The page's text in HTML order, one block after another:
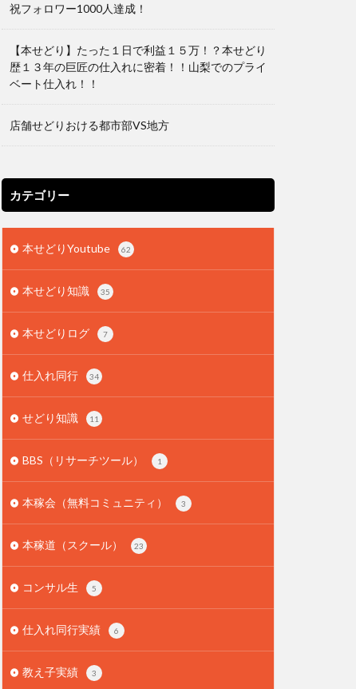
祝フォロワー1000人達成！
【本せどり】たった１日で利益１５万！？本せどり
歴１３年の巨匠の仕入れに密着！！山梨でのプライ
ベート仕入れ！！
店舗せどりおける都市部VS地方
カテゴリー
本せどりYoutube 62
本せどり知識 35
本せどりログ 7
仕入れ同行 34
せどり知識 11
BBS（リサーチツール） 1
本稼会（無料コミュニティ） 3
本稼道（スクール） 23
コンサル生 5
仕入れ同行実績 6
教え子実績 3